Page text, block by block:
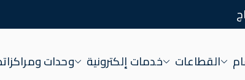
القطاعات خدمات إلكترونية وحدات ومراكز